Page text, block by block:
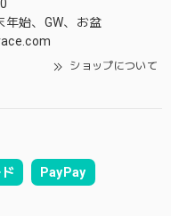
年始、GW、お盆
ショップについて
PayPay